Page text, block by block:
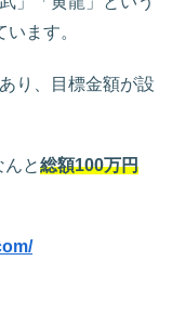
います。
り、目標金額が設
と総額100万円